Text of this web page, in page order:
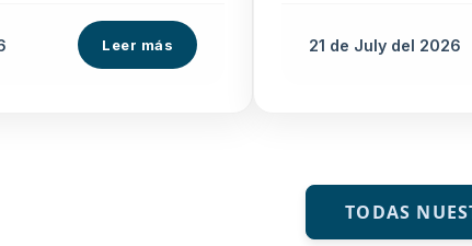
Leer más 21 de July del 2026
TODAS